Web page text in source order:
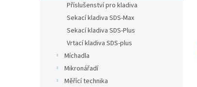
Příslušenství pro kladiva
Sekací kladiva SDS-Max
Sekací kladiva SDS-Plus
Vrtací kladiva SDS-plus
Míchadla
Mikronářadí
Měřící technika